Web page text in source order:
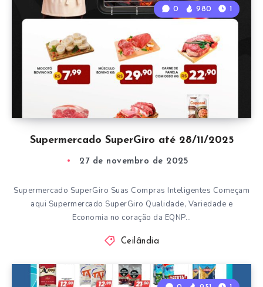
Supermercado SuperGiro até 28/11/2025
0 980 1
27 de novembro de 2025
Supermercado SuperGiro Suas Compras Inteligentes Começam
aqui Supermercado SuperGiro Qualidade, Variedade e
Economia no coração da EQNP…
Ceilândia